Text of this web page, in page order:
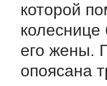
которой
его жены.
опоясана